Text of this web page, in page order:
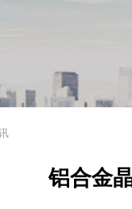
铝合金